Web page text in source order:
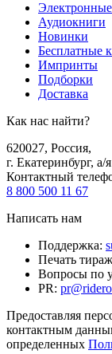
Аудиокниги
Новинки
Бесплатные
Импринты
Подборки
Доставка
Как нас найти?
620027, Россия,
г. Екатеринбург, а/
Контактный
8 800 500 11 67
Написать нам
Поддержка:
Печать
Вопросы по
PR:
Предоставляя
контактным
определенных